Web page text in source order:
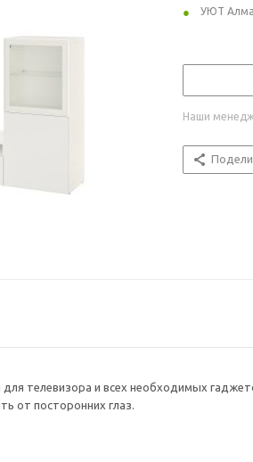
УЮТ
Наши
телевизора и всех необходимых
от посторонних глаз.